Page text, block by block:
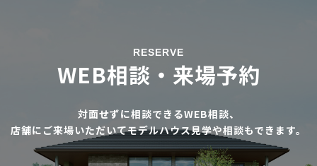
RESERVE
WEB相談・来場予約
対面せずに相談できるWEB相談、
店舗にご来場いただいてモデルハウス見学や相談もできます。